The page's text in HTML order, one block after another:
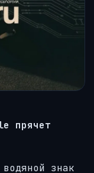
прячет
знак